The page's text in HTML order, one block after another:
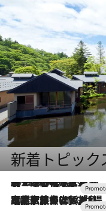
新着トピッ
2026.8.7
【トンボの足水浴】ヒノキの香りに包まれて涼感マックス！約13℃の湧水かけ流しを避暑地「星野温泉 トンボの湯」で体験
2026.7.31
【ホテル帰省】という選択肢をOMOが提案。家族とほどよい距離を保つには「昼は実家、夜は気兼ねなくホテルで！」